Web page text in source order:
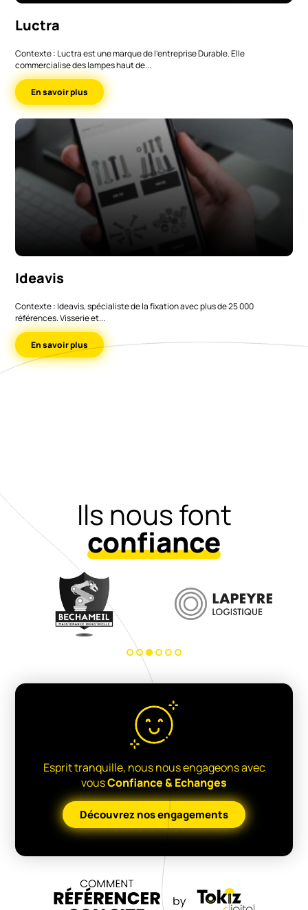
Luctra
Contexte : Luctra est une marque de l’entreprise Durable. Elle
commercialise des lampes haut de...
En savoir plus
Ideavis
Contexte : Ideavis, spécialiste de la fixation avec plus de 25 000
références. Visserie et...
En savoir plus
Ils nous font
confiance
Esprit tranquille, nous nous engageons avec
vousConfiance & Echanges
Découvrez nos engagements